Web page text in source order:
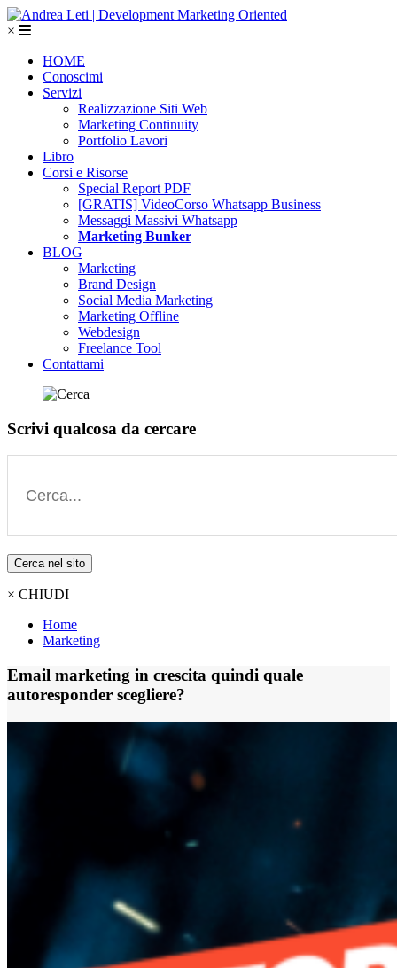
×
HOME
Conoscimi
Servizi
Realizzazione Siti Web
Marketing Continuity
Portfolio Lavori
Libro
Corsi e Risorse
Special Report PDF
[GRATIS] VideoCorso Whatsapp Business
Messaggi Massivi Whatsapp
Marketing Bunker
BLOG
Marketing
Brand Design
Social Media Marketing
Marketing Offline
Webdesign
Freelance Tool
Contattami
Scrivi qualcosa da cercare
Cerca nel sito
× CHIUDI
Home
Marketing
Email marketing in crescita quindi quale
autoresponder scegliere?